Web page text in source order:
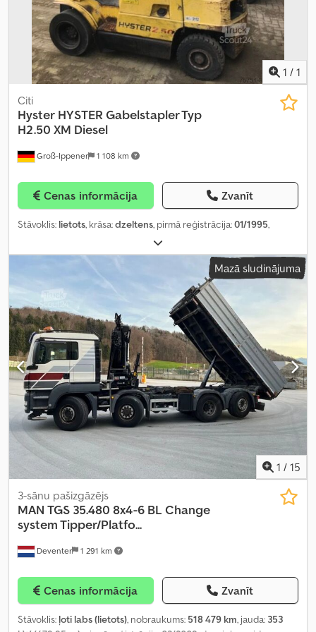
1 / 1
Groß-Ippener 1 108 km
Citi
Hyster HYSTER Gabelstapler Typ
H2.50 XM Diesel
Cenas informācija Zvanīt
Stāvoklis: lietots, krāsa:dzeltens, pirmā reģistrācija:01/1995,
Mazā sludinājuma
1 / 15
Deventer 1 291 km
3-sānu pašizgāzējs
MAN TGS 35.480 8x4-6 BL Change
system Tipper/Platfo...
Cenas informācija Zvanīt
Stāvoklis: ļoti labs (lietots), nobraukums: 518 479 km, jauda: 353